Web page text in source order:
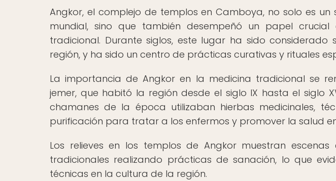
Angkor, el complejo de templos en Camboya, no solo es
mundial, sino que también desempeñó un papel
tradicional. Durante siglos, este lugar ha sido
región, y ha sido un centro de prácticas curativas y rituales
La importancia de Angkor en la medicina tradicional se
jemer, que habitó la región desde el siglo IX hasta el siglo
chamanes de la época utilizaban hierbas medicinales,
purificación para tratar a los enfermos y promover la salud
Los relieves en los templos de Angkor muestran
tradicionales realizando prácticas de sanación, lo que
técnicas en la cultura de la región.